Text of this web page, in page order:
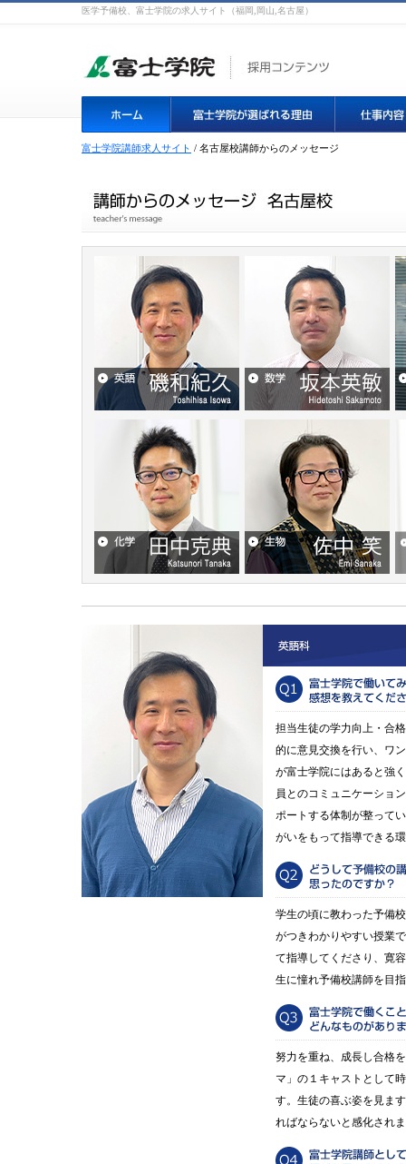
医学予備校、富士学院の求人サイト（福岡,岡山,名古屋）
富士学院講師求人サイト / 名古屋校講師からのメッセージ
担当生徒の学力向上・合
的に意見交換を行い、ワ
が富士学院にはあると強
員とのコミュニケーショ
ポートする体制が整って
がいをもって指導できる
学生の頃に教わった予備
がつきわかりやすい授業
て指導してくださり、寛
生に憧れ予備校講師を目
努力を重ね、成長し合格
マ」の１キャストとして
す。生徒の喜ぶ姿を見ま
ればならないと感化され